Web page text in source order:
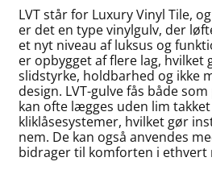
LVT står for Luxury Vinyl Tile,
er det en type vinylgulv, der
et nyt niveau af luksus og
er opbygget af flere lag, hvilket
slidstyrke, holdbarhed og ikke
design. LVT-gulve fås både
kan ofte lægges uden lim
kliklåsesystemer, hvilket gør
nem. De kan også anvendes
bidrager til komforten i ethvert